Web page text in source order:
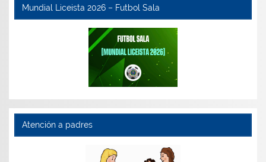
Mundial Liceista 2026 – Futbol Sala
Atención a padres